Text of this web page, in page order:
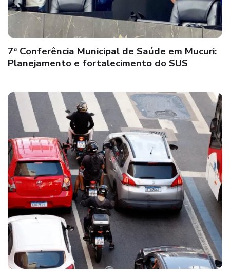
7ª Conferência Municipal de Saúde em Mucuri:
Planejamento e fortalecimento do SUS